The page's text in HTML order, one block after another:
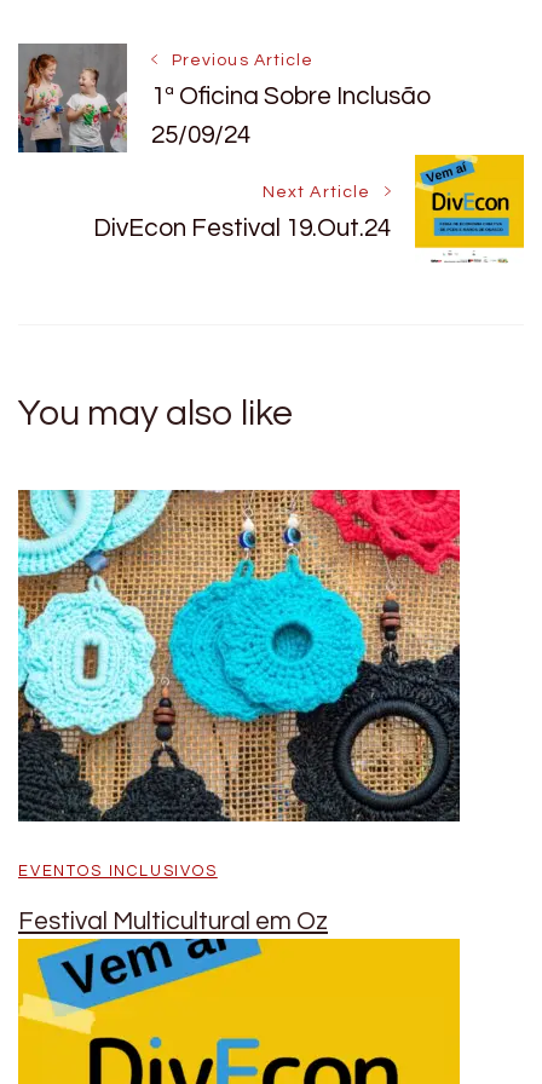
Post
Navigation
Previous Article
1ª Oficina Sobre Inclusão
25/09/24
Next Article
DivEcon Festival 19.Out.24
You may also like
EVENTOS INCLUSIVOS
Festival Multicultural em Oz